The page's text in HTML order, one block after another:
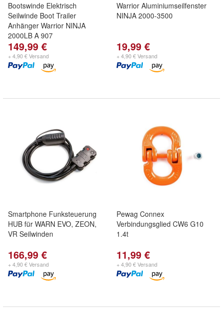
Bootswinde Elektrisch
Seilwinde Boot Trailer
Anhänger Warrior NINJA
2000LB A 907
149,99 €
+ 4,90 € Versand
Warrior Aluminiumseilfenster
NINJA 2000-3500
19,99 €
+ 4,90 € Versand
Smartphone Funksteuerung
HUB für WARN EVO, ZEON,
VR Seilwinden
166,99 €
+ 4,90 € Versand
Pewag Connex
Verbindungsglied CW6 G10
1.4t
11,99 €
+ 4,90 € Versand